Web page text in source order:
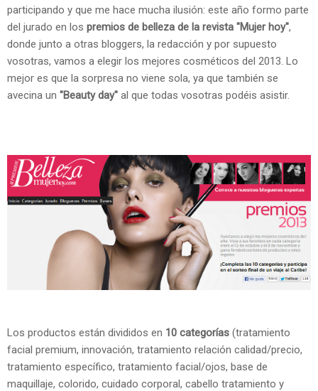
participando y que me hace mucha ilusión: este año formo parte
del jurado en los premios de belleza de la revista "Mujer hoy",
donde junto a otras bloggers, la redacción y por supuesto
vosotras, vamos a elegir los mejores cosméticos del 2013. Lo
mejor es que la sorpresa no viene sola, ya que también se
avecina un "Beauty day" al que todas vosotras podéis asistir.
Los productos están divididos en 10 categorías (tratamiento
facial premium, innovación, tratamiento relación calidad/precio,
tratamiento específico, tratamiento facial/ojos, base de
maquillaje, colorido, cuidado corporal, cabello tratamiento y